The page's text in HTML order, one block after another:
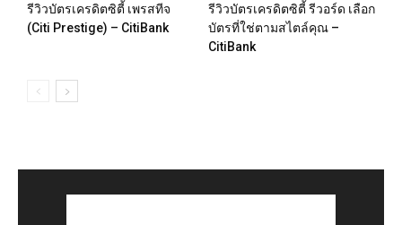
รีวิวบัตรเครดิตซิตี้ เพรสทีจ
(Citi Prestige) – CitiBank
รีวิวบัตรเครดิตซิตี้ รีวอร์ด เลือก
บัตรที่ใช่ตามสไตล์คุณ –
CitiBank